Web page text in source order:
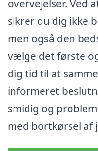
overvejelser. Ved
sikrer du dig ikke
men også den
vælge det første
dig tid til at
informeret
smidig og
med bortkørsel af